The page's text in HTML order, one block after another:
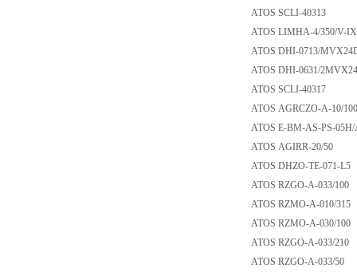
ATOS SCLI-40313
ATOS LIMHA-4/
ATOS DHI-0713/
ATOS DHI-0631/
ATOS SCLI-40317
ATOS AGRCZO-A-
ATOS E-BM-AS-
ATOS AGIRR-20/
ATOS DHZO-TE-
ATOS RZGO-A-
ATOS RZMO-A-
ATOS RZMO-A-
ATOS RZGO-A-
ATOS RZGO-A-